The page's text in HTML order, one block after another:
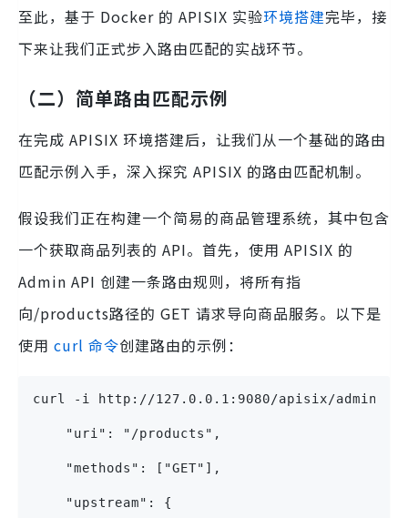
至此，基于 Docker 的 APISIX 实验环境搭建完毕，接
下来让我们正式步入路由匹配的实战环节。
（二）简单路由匹配示例
在完成 APISIX 环境搭建后，让我们从一个基础的路由
匹配示例入手，深入探究 APISIX 的路由匹配机制。
假设我们正在构建一个简易的商品管理系统，其中包含
一个获取商品列表的 API。首先，使用 APISIX 的
Admin API 创建一条路由规则，将所有指
向/products路径的 GET 请求导向商品服务。以下是
使用 curl 命令创建路由的示例：
curl -i http://127.0.0.1:9080/apisix/admin/
    "uri": "/products",
    "methods": ["GET"],
    "upstream": {